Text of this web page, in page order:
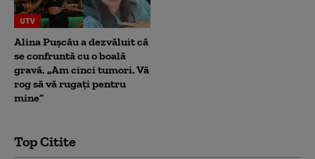
UTV
Alina Pușcău a dezvăluit că
se confruntă cu o boală
gravă. „Am cinci tumori. Vă
rog să vă rugați pentru
mine”
Top Citite